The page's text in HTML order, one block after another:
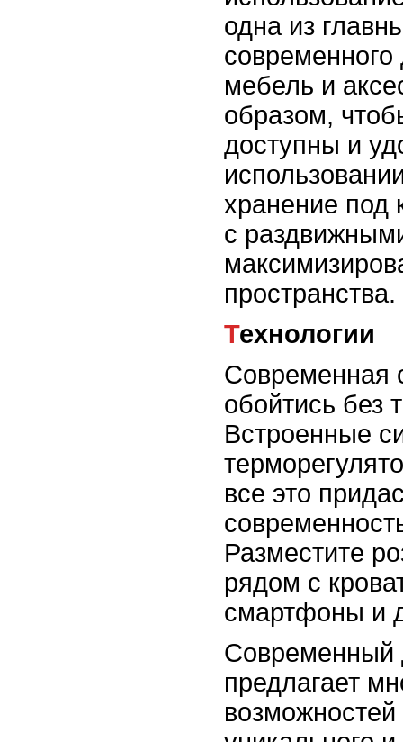
одна из
современного
мебель и
образом,
доступны и
хранение
с
пространства.
Технологии
Современная
обойтись без
Встроенные
все это
Разместите
рядом с
смартфоны и
Современный
предлагает